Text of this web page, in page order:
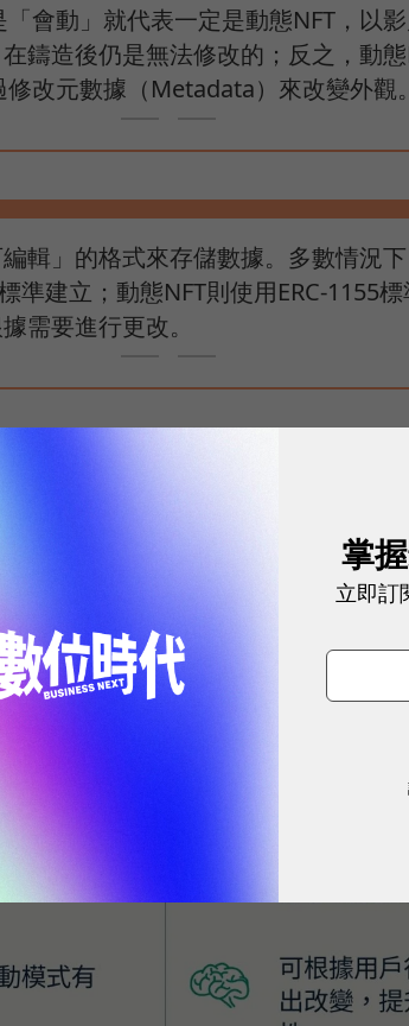
會動」就代表一定是動態NFT，以
鑄造後仍是無法修改的；反之，動
改元數據（Metadata）來改變外觀。
輯」的格式來存儲數據。多數情況
準建立；動態NFT則使用ERC-1155
需要進行更改。
，通常，預言機會將外部數據發送到
約中），接著觸發NFT元數據改變，並
掌
立即訂